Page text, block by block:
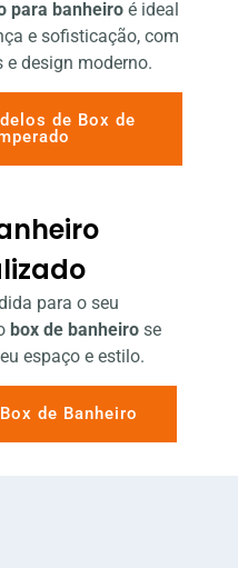
para banheiroé ideal
e sofisticação, com
design moderno.
de Box de
para o seu
box de banheiro se
espaço e estilo.
de Banheiro